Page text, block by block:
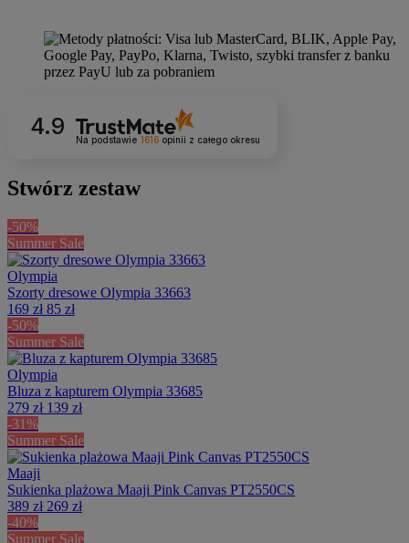
4.9
Na podstawie 1616opinii z całego okresu
Stwórz zestaw
-50%
Summer Sale
Olympia
Szorty dresowe Olympia 33663
169 zł 85 zł
-50%
Summer Sale
Olympia
Bluza z kapturem Olympia 33685
279 zł 139 zł
-31%
Summer Sale
Maaji
Sukienka plażowa Maaji Pink Canvas PT2550CS
389 zł 269 zł
-40%
Summer Sale